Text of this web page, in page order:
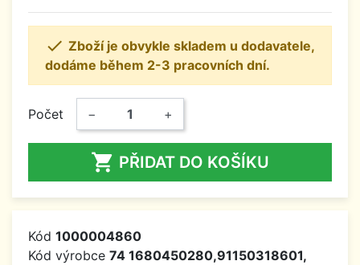
 Zboží je obvykle skladem u dodavatele,
dodáme během 2-3 pracovních dní.
Počet − +
 PŘIDAT DO KOŠÍKU
Kód 1000004860
Kód výrobce 74 1680450280,91150318601,